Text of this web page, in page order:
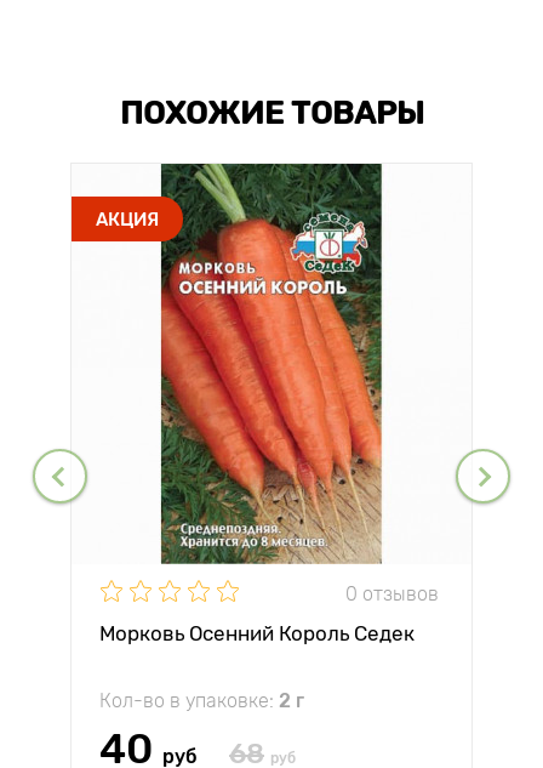
ПОХОЖИЕ ТОВАРЫ
АКЦИЯ
0 отзывов
Морковь Осенний Король Седек
Кол-во в упаковке: 2 г
40 руб 68 руб